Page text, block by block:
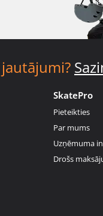
SkatePro
Pieteikties
Par mums
Uzņēmuma
Drošs